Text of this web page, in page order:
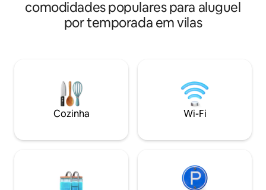
Duas cozinhas totalmente equipadas
(incluindo despensa de mordomo) ✧
relaxantes ✧ Smart TV de 55", 2
geladeiras, máquina de lavar roupa,
ferro de passar roupa, micro-ondas,
torradeira ✧ quarto adicional de
privativo e muitas outras comodidades
em cada andar e
condicionado,
roupeiros. •
espaçosas para
comodidades populares para aluguel
por temporada em vilas
Cozinha Wi-Fi